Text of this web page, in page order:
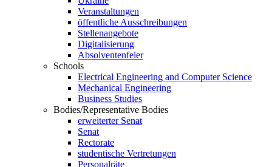
Veranstaltungen
öffentliche Ausschreibungen
Stellenangebote
Digitalisierung
Absolventenfeier
Schools
Electrical Engineering and Computer Science
Mechanical Engineering
Business Studies
Bodies/Representative Bodies
erweiterter Senat
Senat
Rectorate
studentische Vertretungen
Personalräte